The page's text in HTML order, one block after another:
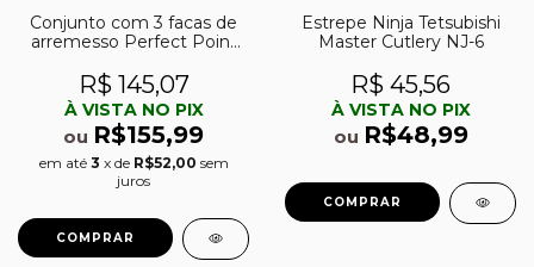
Conjunto com 3 facas de
arremesso Perfect Point
R$ 145,07
À VISTA NO PIX
ou R$155,99
em até 3 x de R$52,00 sem
juros
Estrepe Ninja Tetsubishi
Master Cutlery NJ-6
R$ 45,56
À VISTA NO PIX
ou R$48,99